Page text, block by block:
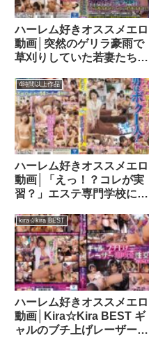
ハーレム好きオススメエロ
動画│突然のゲリラ豪雨で
草刈りしていた若妻たちが
り！パンツも透けまく
り！！町内会の草刈りに参
加したボク。周りはきれい
な若妻…hunta00668
4時間以上作品
ハーレム好きオススメエロ
動画│「えっ！？コレが実
習？」エステ専門学校に入
コーナー4時間
BESThhf00060
kira☆kira BEST
ハーレム好きオススメエロ
動画│Kira☆Kira BEST ギ
ャルのブチ上げレーザー潮